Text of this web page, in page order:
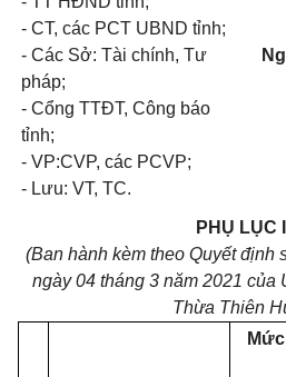
- CT, các PCT UBND tỉnh;
- Các Sở: Tài chính, Tư
pháp;
- Cổng TTĐT, Công báo
tỉnh;
- VP:CVP, các PCVP;
- Lưu: VT, TC.
PHỤ LỤC I
(Ban hành kèm theo Quyết định
ngày 04 tháng 3 năm 2021 của
Thừa Thiên